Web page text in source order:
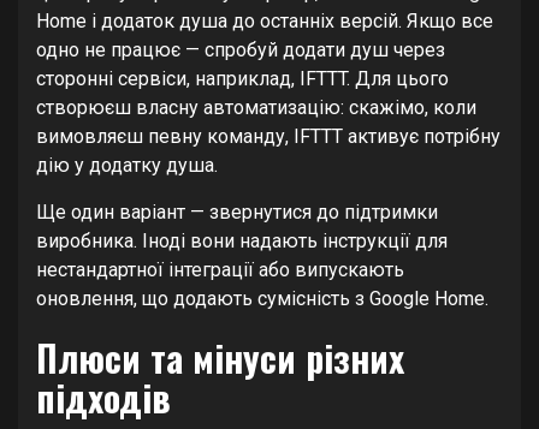
Home і додаток душа до останніх версій. Якщо все
одно не працює — спробуй додати душ через
сторонні сервіси, наприклад, IFTTT. Для цього
створюєш власну автоматизацію: скажімо, коли
вимовляєш певну команду, IFTTT активує потрібну
дію у додатку душа.
Ще один варіант — звернутися до підтримки
виробника. Іноді вони надають інструкції для
нестандартної інтеграції або випускають
оновлення, що додають сумісність з Google Home.
Плюси та мінуси різних
підходів